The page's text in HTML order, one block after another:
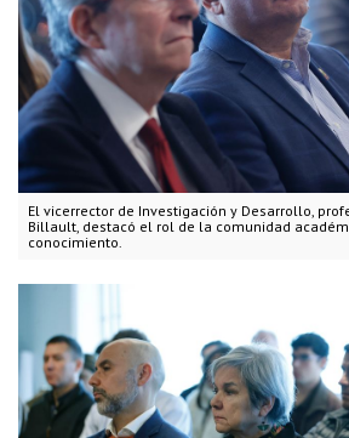
El vicerrector de Investigación y Desarrollo,
Billault, destacó el rol de la comunidad
conocimiento.